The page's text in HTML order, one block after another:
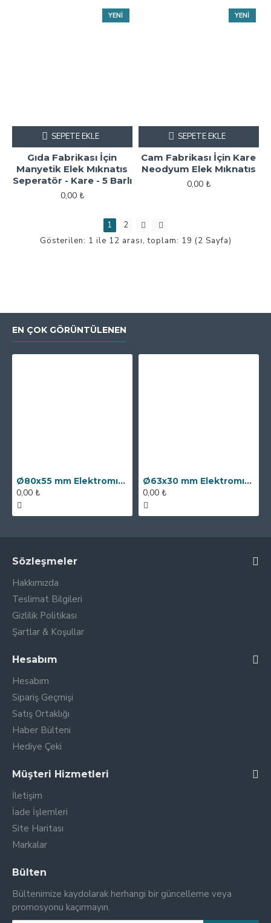
YENI
Gıda Fabrikası İçin
Manyetik Elek Mıknatıs
Seperatör - Kare - 5 Barlı
0,00 ₺
SEPETE EKLE
YENI
Cam Fabrikası İçin Kare
Neodyum Elek Mıknatıs
0,00 ₺
SEPETE EKLE
1
2
Gösterilen: 1 ile 12 arası, toplam: 19 (2 Sayfa)
EN ÇOK GÖRÜNTÜLENEN
Ø80x55 mm Elektromıknatıs - 250 kg Çekim Gücü
0,00 ₺
Ø63x30 mm Elektromıknatıs - 100 kg Çekim Gücü
0,00 ₺
Sözleşmeler
Hakkımızda
Teslimat Bilgileri
Gizlilik Politikası
Şartlar & Koşullar
Hesabım
Hesabım
Sipariş Geçmişi
Satış Ortaklığı
Haber Bülteni
Hediye Çeki
Müşteri Hizmetleri
İletişim
İade İşlemleri
Site Haritası
Markalar
Bülten
Bültenimize kaydolarak herhangi bir güncelleme veya
promosyonu kaçırmayın.